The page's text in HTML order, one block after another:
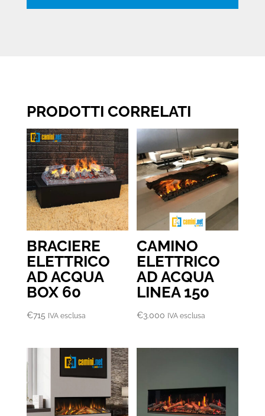
PRODOTTI CORRELATI
BRACIERE
ELETTRICO
AD ACQUA
BOX 60
€715 IVA esclusa
CAMINO
ELETTRICO
AD ACQUA
LINEA 150
€3.000 IVA esclusa